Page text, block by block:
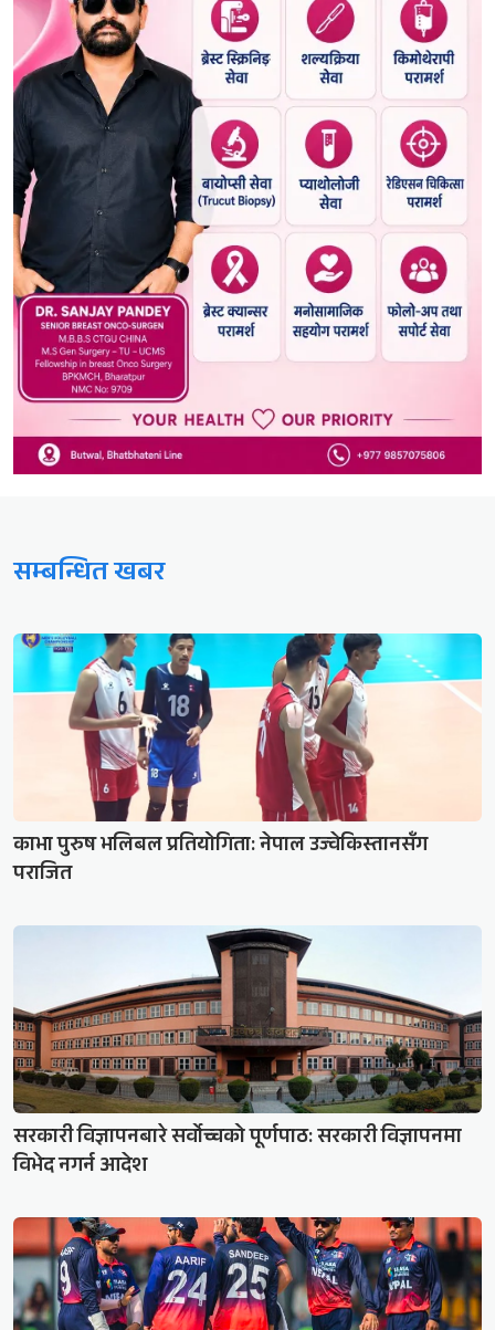
सम्बन्धित खबर
काभा पुरुष भलिबल प्रतियोगिता: नेपाल उज्वेकिस्तानसँग
पराजित
सरकारी विज्ञापनबारे सर्वोच्चको पूर्णपाठ: सरकारी विज्ञापनमा
विभेद नगर्न आदेश